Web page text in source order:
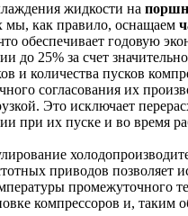
жидкости на
мы, как правило, оснащаем
обеспечивает годовую
до 25% за счет
и количества пусков
согласования их
Это исключает
при их пуске и во время
приводов позволяет
промежуточного
компрессоров и, таким